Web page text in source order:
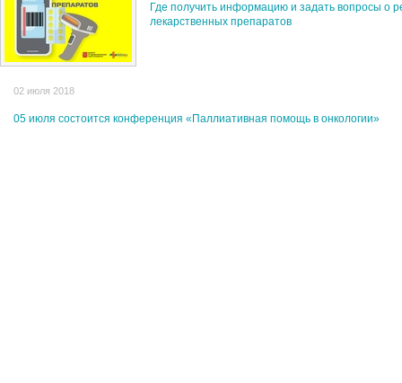
Где получить информацию и задать вопросы о
лекарственных препаратов
02 июля 2018
05 июля состоится конференция «Паллиативная помощь в онкологии»